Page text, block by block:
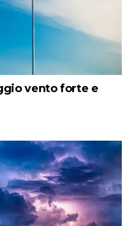
vento forte e